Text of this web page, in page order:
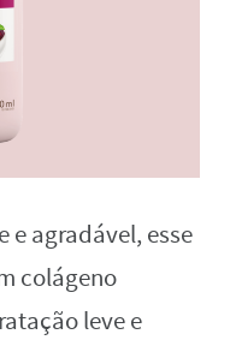
e agradável, esse
colágeno
leve e